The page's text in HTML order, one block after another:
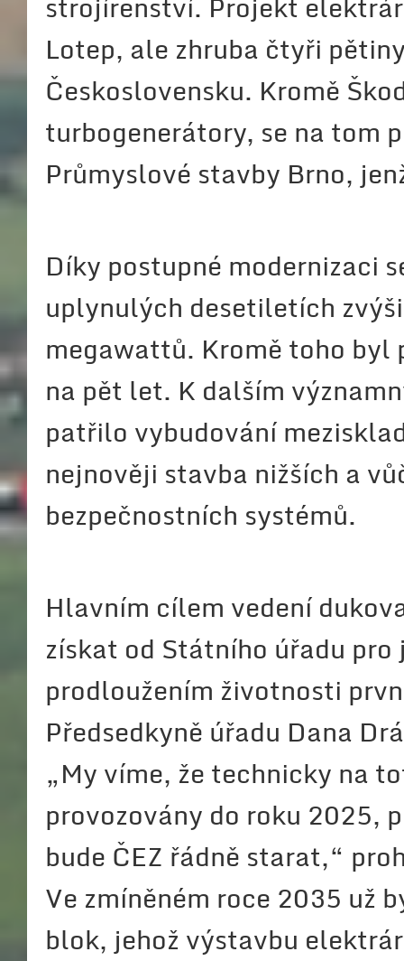
Lotep, ale zhruba čtyři
Československu. Kromě
turbogenerátory, se na tom
Průmyslové stavby Brno,
Díky postupné modernizaci
uplynulých desetiletích
megawattů. Kromě toho
na pět let. K dalším
patřilo vybudování
nejnověji stavba nižších a
bezpečnostních systémů.
Hlavním cílem vedení
získat od Státního úřadu
prodloužením životnosti
Předsedkyně úřadu Dana
„My víme, že technicky na
provozovány do roku 2025,
bude ČEZ řádně starat,“
Ve zmíněném roce 2035 už
blok, jehož výstavbu